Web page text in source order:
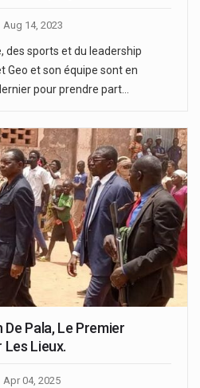
Aug 14, 2023
des sports et du leadership
Geo et son équipe sont en
pour prendre part…
De Pala, Le Premier
Les Lieux.
Apr 04, 2025